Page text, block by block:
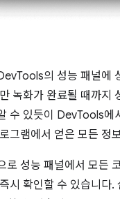
의 성능 패널에
녹화가 완료될 때까지
수 있듯이 DevTools
그램에서 얻은 모든 정
로 성능 패널에서 모든
시 확인할 수 있습니다